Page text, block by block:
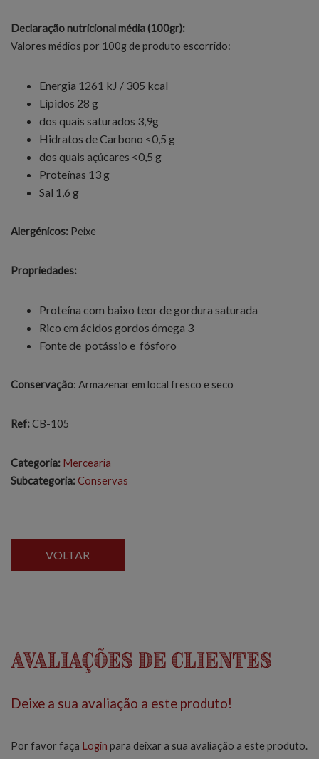
Declaração nutricional média (100gr):
Valores médios por 100g de produto escorrido:
Energia 1261 kJ / 305 kcal
Lípidos 28 g
dos quais saturados 3,9g
Hidratos de Carbono <0,5 g
dos quais açúcares <0,5 g
Proteínas 13 g
Sal 1,6 g
Alergénicos: Peixe
Propriedades:
Proteína com baixo teor de gordura saturada
Rico em ácidos gordos ómega 3
Fonte de potássio e fósforo
Conservação: Armazenar em local fresco e seco
Ref:CB-105
Categoria: Mercearia
Subcategoria:Conservas
VOLTAR
Avaliações de Clientes
Deixe a sua avaliação a este produto!
Por favor faça Login para deixar a sua avaliação a este produto.